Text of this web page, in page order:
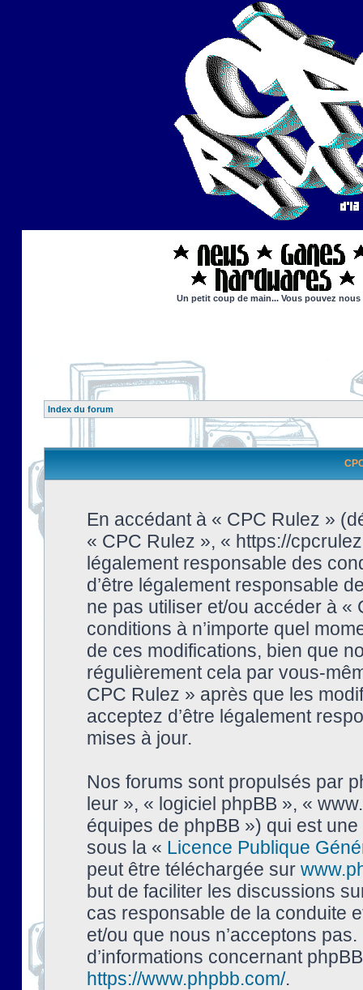
Un petit coup de main... Vous pouvez
Index du forum
En accédant à « CPC Rulez »
« CPC Rulez », « https://
légalement responsable des
d’être légalement responsable
ne pas utiliser et/ou accéder à
conditions à n’importe quel
de ces modifications, bien que
régulièrement cela par vous-
CPC Rulez » après que les
acceptez d’être légalement
mises à jour.
Nos forums sont propulsés par
leur », « logiciel phpBB », «
équipes de phpBB ») qui est
sous la « Licence Publique
peut être téléchargée sur
but de faciliter les discussions
cas responsable de la conduite
et/ou que nous n’acceptons
d’informations concernant
https://www.phpbb.com/.